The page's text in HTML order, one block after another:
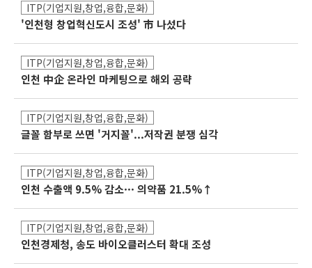
ITP(기업지원,창업,융합,문화)
'인천형 창업혁신도시 조성' 市 나섰다
ITP(기업지원,창업,융합,문화)
인천 中企 온라인 마케팅으로 해외 공략
ITP(기업지원,창업,융합,문화)
글꼴 함부로 쓰면 '거지꼴'...저작권 분쟁 심각
ITP(기업지원,창업,융합,문화)
인천 수출액 9.5% 감소··· 의약품 21.5%↑
ITP(기업지원,창업,융합,문화)
인천경제청, 송도 바이오클러스터 확대 조성